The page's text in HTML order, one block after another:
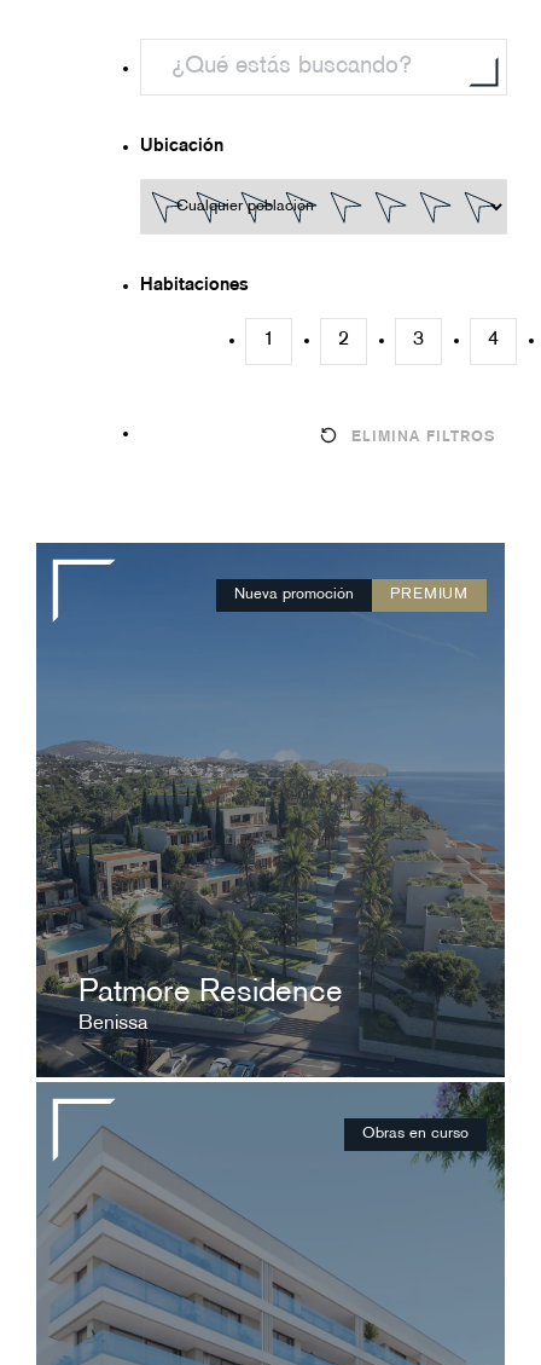
Ubicación
Habitaciones
1 2 3 4
ELIMINA FILTROS
Nueva promoción PREMIUM
Patmore Residence
Benissa
A consultar
El Mediterráneo como forma de vida
ver ficha
Obras en curso
Desde 265.000€
Una ubicación excepcional en la playa de
Palamós